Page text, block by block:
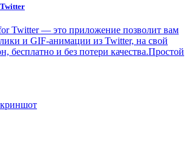
Twitter — это приложение позволит вам
и GIF-анимации из Twitter, на свой
бесплатно и без потери качества.Простой